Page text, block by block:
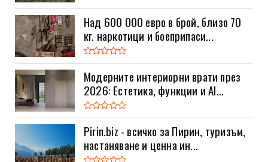
Над 600 000 евро в брой, близо 70
кг. наркотици и боеприпаси...
Модерните интериорни врати през
2026: Естетика, функции и AI...
Pirin.biz - всичко за Пирин, туризъм,
настаняване и ценна ин...